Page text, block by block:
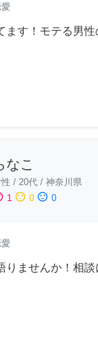
ます！モテる男性
なこ
/ 20代 / 神奈川県
1 sentiment_neutral 0 sentiment_dissatisfied 0
りませんか！相談